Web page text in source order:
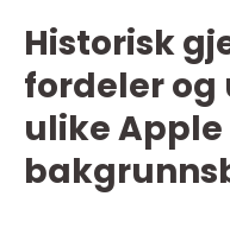
Historisk
fordeler
ulike Apple